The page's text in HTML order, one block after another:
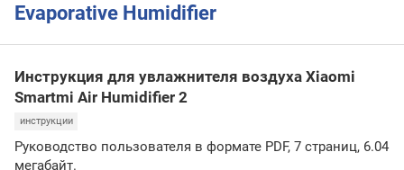
Evaporative Humidifier
Инструкция для увлажнителя воздуха Xiaomi
Smartmi Air Humidifier 2
инструкции
Руководство пользователя в формате PDF, 7 страниц, 6.04
мегабайт.